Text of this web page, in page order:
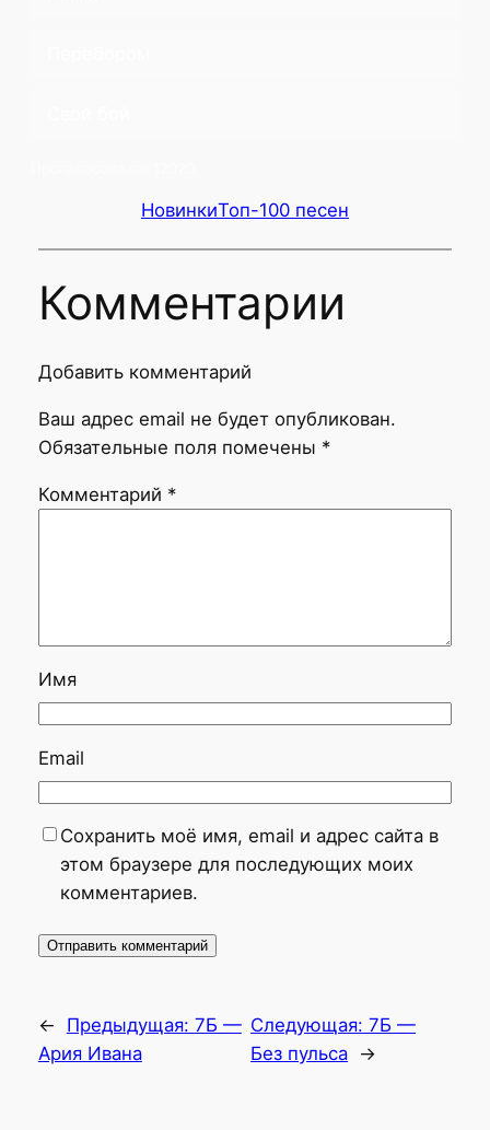
НовинкиТоп-100 песен
Комментарии
Добавить комментарий
Ваш адрес email не будет опубликован.
Обязательные поля помечены *
Комментарий *
Имя
Email
Сохранить моё имя, email и адрес сайта в
этом браузере для последующих моих
комментариев.
← Предыдущая: 7Б —
Ария Ивана
Следующая:7Б —
Без пульса →